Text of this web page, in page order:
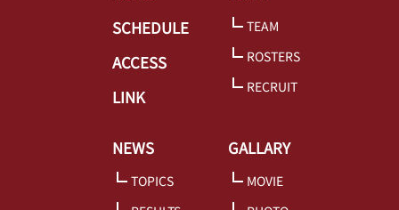
SCHEDULE
ACCESS
LINK
TEAM
ROSTERS
RECRUIT
NEWS
TOPICS
GALLARY
MOVIE